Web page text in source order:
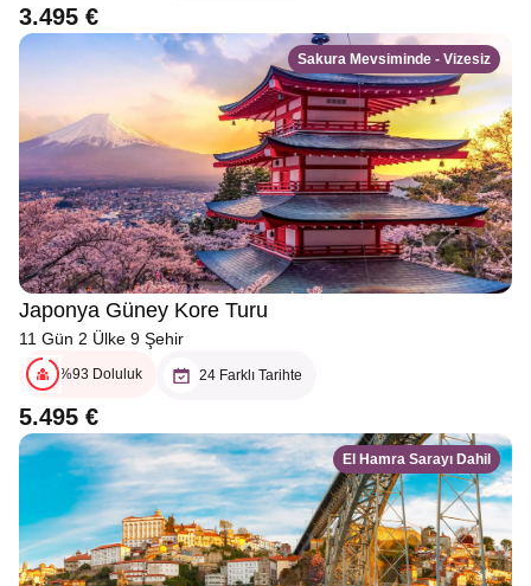
3.495 €
Sakura Mevsiminde - Vizesiz
Japonya Güney Kore Turu
11 Gün 2 Ülke 9 Şehir
%93 Doluluk 24 Farklı Tarihte
5.495 €
El Hamra Sarayı Dahil